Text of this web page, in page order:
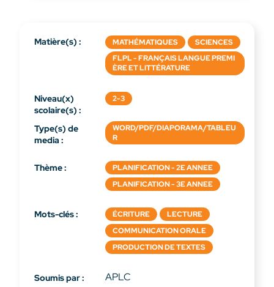
Matière(s) : MATHÉMATIQUES
SCIENCES
FLPL - FRANÇAIS LANGUE PREMI
ÈRE ET LITTÉRATURE
Niveau(x)
scolaire(s) :
2-3
Type(s) de
media :
WORD/PDF/DIAPORAMA/TABLEU
R
Thème :
PLANIFICATION - 2E ANNEE
PLANIFICATION - 3E ANNEE
Mots-clés : ÉCRITURE
LECTURE
COMMUNICATION ORALE
PRODUCTION DE TEXTES
Soumis par : APLC